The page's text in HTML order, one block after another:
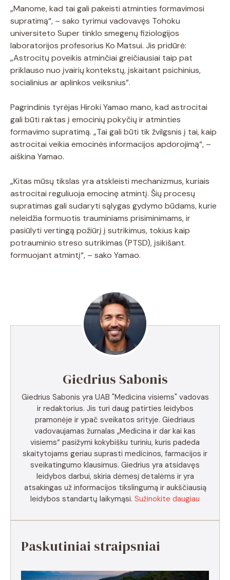
„Manome, kad tai gali pakeisti atminties formavimosi
supratimą“, – sako tyrimui vadovavęs Tohoku
universiteto Super tinklo smegenų fiziologijos
laboratorijos profesorius Ko Matsui. Jis pridūrė:
„Astrocitų poveikis atminčiai greičiausiai taip pat
priklauso nuo įvairių kontekstų, įskaitant psichinius,
socialinius ar aplinkos veiksnius”.
Pagrindinis tyrėjas Hiroki Yamao mano, kad astrocitai
gali būti raktas į emocinių pokyčių ir atminties
formavimo supratimą. „Tai gali būti tik žvilgsnis į tai, kaip
astrocitai veikia emocinės informacijos apdorojimą“, –
aiškina Yamao.
„Kitas mūsų tikslas yra atskleisti mechanizmus, kuriais
astrocitai reguliuoja emocinę atmintį. Šių procesų
supratimas gali sudaryti sąlygas gydymo būdams, kurie
neleidžia formuotis trauminiams prisiminimams, ir
pasiūlyti vertingą požiūrį į sutrikimus, tokius kaip
potrauminio streso sutrikimas (PTSD), įsikišant.
formuojant atmintį“, – sako Yamao.
Giedrius Sabonis
Giedrius Sabonis yra UAB "Medicina visiems" vadovas
ir redaktorius. Jis turi daug patirties leidybos
pramonėje ir ypač sveikatos srityje. Giedriaus
vadovaujamas žurnalas „Medicina ir dar kai kas
visiems“ pasižymi kokybišku turiniu, kuris padeda
skaitytojams geriau suprasti medicinos, farmacijos ir
sveikatingumo klausimus. Giedrius yra atsidavęs
leidybos darbui, skiria dėmesį detalėms ir yra
atsakingas už informacijos tikslingumą ir aukščiausią
leidybos standartų laikymąsi. Sužinokite daugiau
Paskutiniai straipsniai